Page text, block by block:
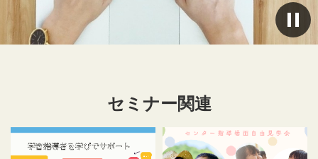
ス
ラ
を
セミナー関連